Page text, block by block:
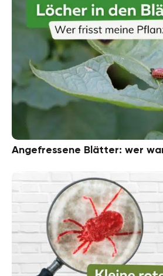
Angefressene Blätter: wer